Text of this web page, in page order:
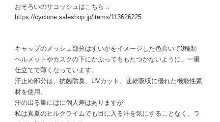
おそろいのサコッシュはこちら→
https://cyclone.saleshop.jp/items/113626225
キャップのメッシュ部分はすいかをイメージした色合いで3種類
ヘルメットやカスクの下にかぶってももたつかないように、一重
仕立てで薄くなっています。
汗止め部分は、抗菌防臭、UVカット、速乾吸収に優れた機能性素
材を使用。
汗の出る量にはに個人差はありますが
私は真夏のヒルクライムでも目に入る汗を気にすることなく、ラ